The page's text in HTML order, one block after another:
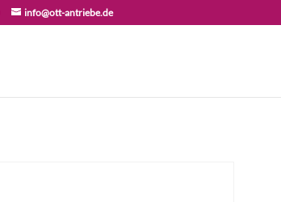
info@ott-antriebe.de